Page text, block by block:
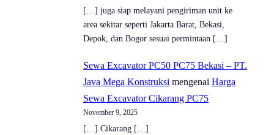
[…] juga siap melayani pengiriman unit ke
area sekitar seperti Jakarta Barat, Bekasi,
Depok, dan Bogor sesuai permintaan […]
Sewa Excavator PC50 PC75 Bekasi – PT.
Java Mega Konstruksi mengenai Harga
Sewa Excavator Cikarang PC75
November 9, 2025
[…] Cikarang […]